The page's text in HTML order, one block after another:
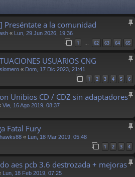
Preséntate a la comunidad
« Lun, 29 Jun 2026, 19:36
1 … 62 63 64 65
USUARIOS CNG
« Dom, 17 Dic 2023, 21:41
1 2 3 4 5 6
Unibios CD / CDZ sin adaptadores
Vie, 16 Ago 2019, 08:37
Fatal Fury
« Lun, 18 Mar 2019, 05:48
1 2 3 4
aes pcb 3.6 destrozada + mejoras
Lun, 18 Feb 2019, 07:25